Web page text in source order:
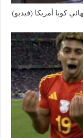
كوبا أمريكا (فيديو)